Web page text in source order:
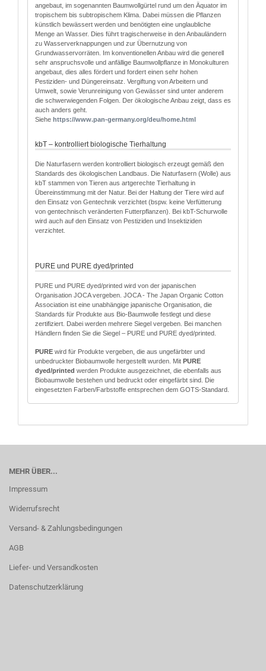
angebaut, im sogenannten Baumwollgürtel rund um den Äquator im
tropischem bis subtropischem Klima. Dabei müssen die Pflanzen
künstlich bewässert werden und benötigten eine unglaubliche
Menge an Wasser. Dies führt tragischerweise in den Anbauländern
zu Wasserverknappungen und zur Übernutzung von
Grundwasservorräten. Im konventionellen Anbau wird die generell
sehr anspruchsvolle und anfällige Baumwollpflanze in Monokulturen
angebaut, dies alles fördert und fordert einen sehr hohen
Pestiziden- und Düngereinsatz. Vergiftung von Arbeitern und
Umwelt, sowie Verunreinigung von Gewässer sind unter anderem
die schwerwiegenden Folgen. Der ökologische Anbau zeigt, dass es
auch anders geht.
Siehe https://www.pan-germany.org/deu/home.html
kbT – kontrolliert biologische Tierhaltung
Die Naturfasern werden kontrolliert biologisch erzeugt gemäß den
Standards des ökologischen Landbaus. Die Naturfasern (Wolle) aus
kbT stammen von Tieren aus artgerechte Tierhaltung in
Übereinstimmung mit der Natur. Bei der Haltung der Tiere wird auf
den Einsatz von Gentechnik verzichtet (bspw. keine Verfütterung
von gentechnisch veränderten Futterpflanzen). Bei kbT-Schurwolle
wird auch auf den Einsatz von Pestiziden und Insektiziden
verzichtet.
PURE und PURE dyed/printed
PURE und PURE dyed/printed wird von der japanischen
Organisation JOCA vergeben. JOCA - The Japan Organic Cotton
Association ist eine unabhängige japanische Organisation, die
Standards für Produkte aus Bio-Baumwolle festlegt und diese
zertifiziert. Dabei werden mehrere Siegel vergeben. Bei manchen
Händlern finden Sie die Siegel – PURE und PURE dyed/printed.
PURE wird für Produkte vergeben, die aus ungefärbter und
unbedruckter Biobaumwolle hergestellt wurden. Mit PURE
dyed/printed werden Produkte ausgezeichnet, die ebenfalls aus
Biobaumwolle bestehen und bedruckt oder eingefärbt sind. Die
eingesetzten Farben/Farbstoffe entsprechen dem GOTS-Standard.
MEHR ÜBER...
Impressum
Widerrufsrecht
Versand- & Zahlungsbedingungen
AGB
Liefer- und Versandkosten
Datenschutzerklärung